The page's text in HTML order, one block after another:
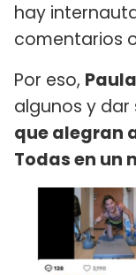
hay
comentarios
Por eso,
algunos y dar
que alegran
Todas en un